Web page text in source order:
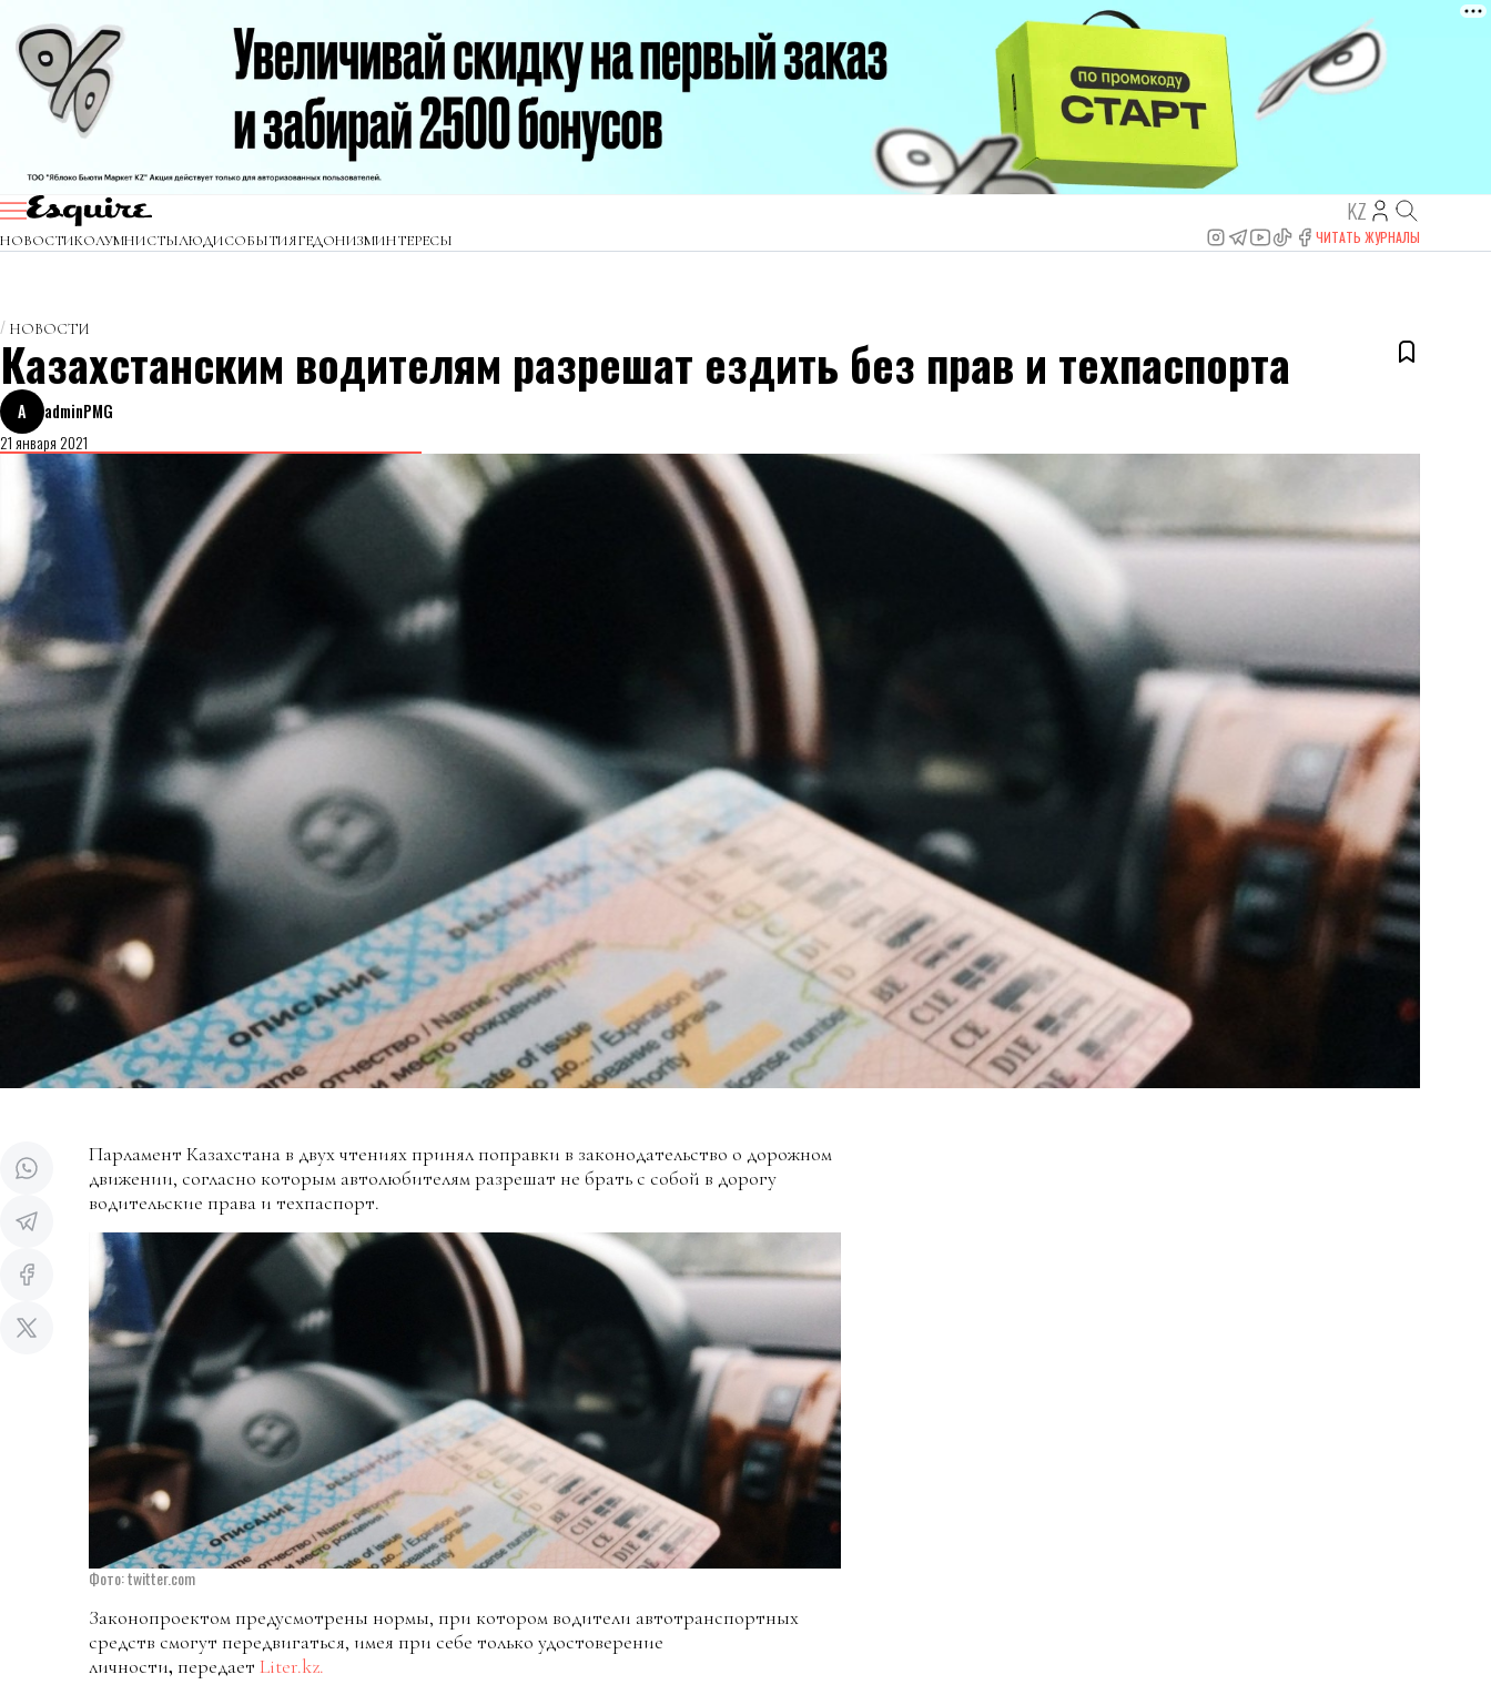
KZ
НОВОСТИКОЛУМНИСТЫЛЮДИСОБЫТИЯГЕДОНИЗМИНТЕРЕСЫ ЧИТАТЬ ЖУРНАЛЫ
НОВОСТИ
Казахстанским водителям разрешат ездить без прав и техпаспорта
A
adminPMG
21 января 2021
Парламент Казахстана в двух чтениях принял поправки в законодательство о дорожном
движении, согласно которым автолюбителям разрешат не брать с собой в дорогу
водительские права и техпаспорт.
Фото: twitter.com
Законопроектом предусмотрены нормы, при котором водители автотранспортных
средств смогут передвигаться, имея при себе только удостоверение
личности, передает Liter.kz.